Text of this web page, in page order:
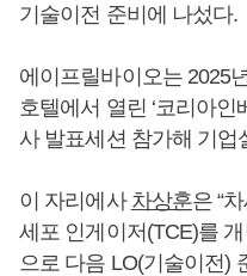
기술이전 준비에 나섰다.
에이프릴바이오는 2025
호텔에서 열린 ‘코리아인
사 발표세션 참가해 기업
이 자리에사 차상훈은 “
세포 인게이저(TCE)를
으로 다음 LO(기술이전)